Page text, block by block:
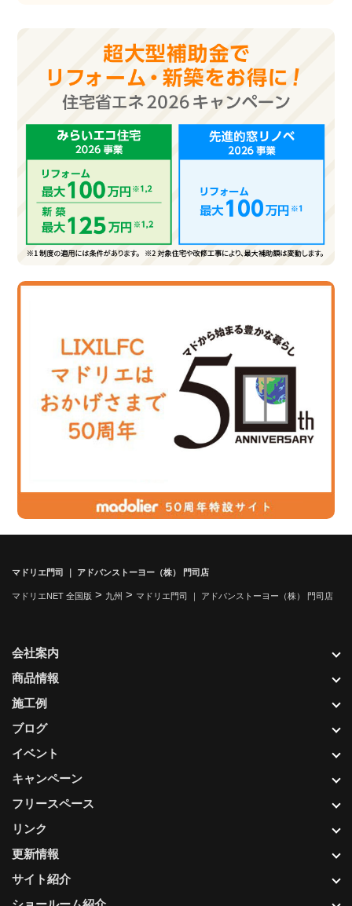
マドリエ門司 ｜ アドバンストーヨー（株） 門司店
マドリエNET 全国版 > 九州 > マドリエ門司 ｜ アドバンストーヨー（株） 門司店
更新情報
サイト紹介
会社案内
商品情報
施工例
ブログ
イベント
キャンペーン
フリースペース
リンク